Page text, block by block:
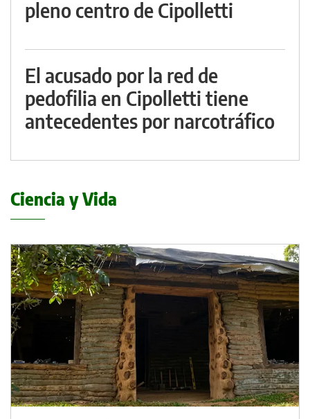
pleno centro de Cipolletti
El acusado por la red de
pedofilia en Cipolletti tiene
antecedentes por narcotráfico
Ciencia y Vida